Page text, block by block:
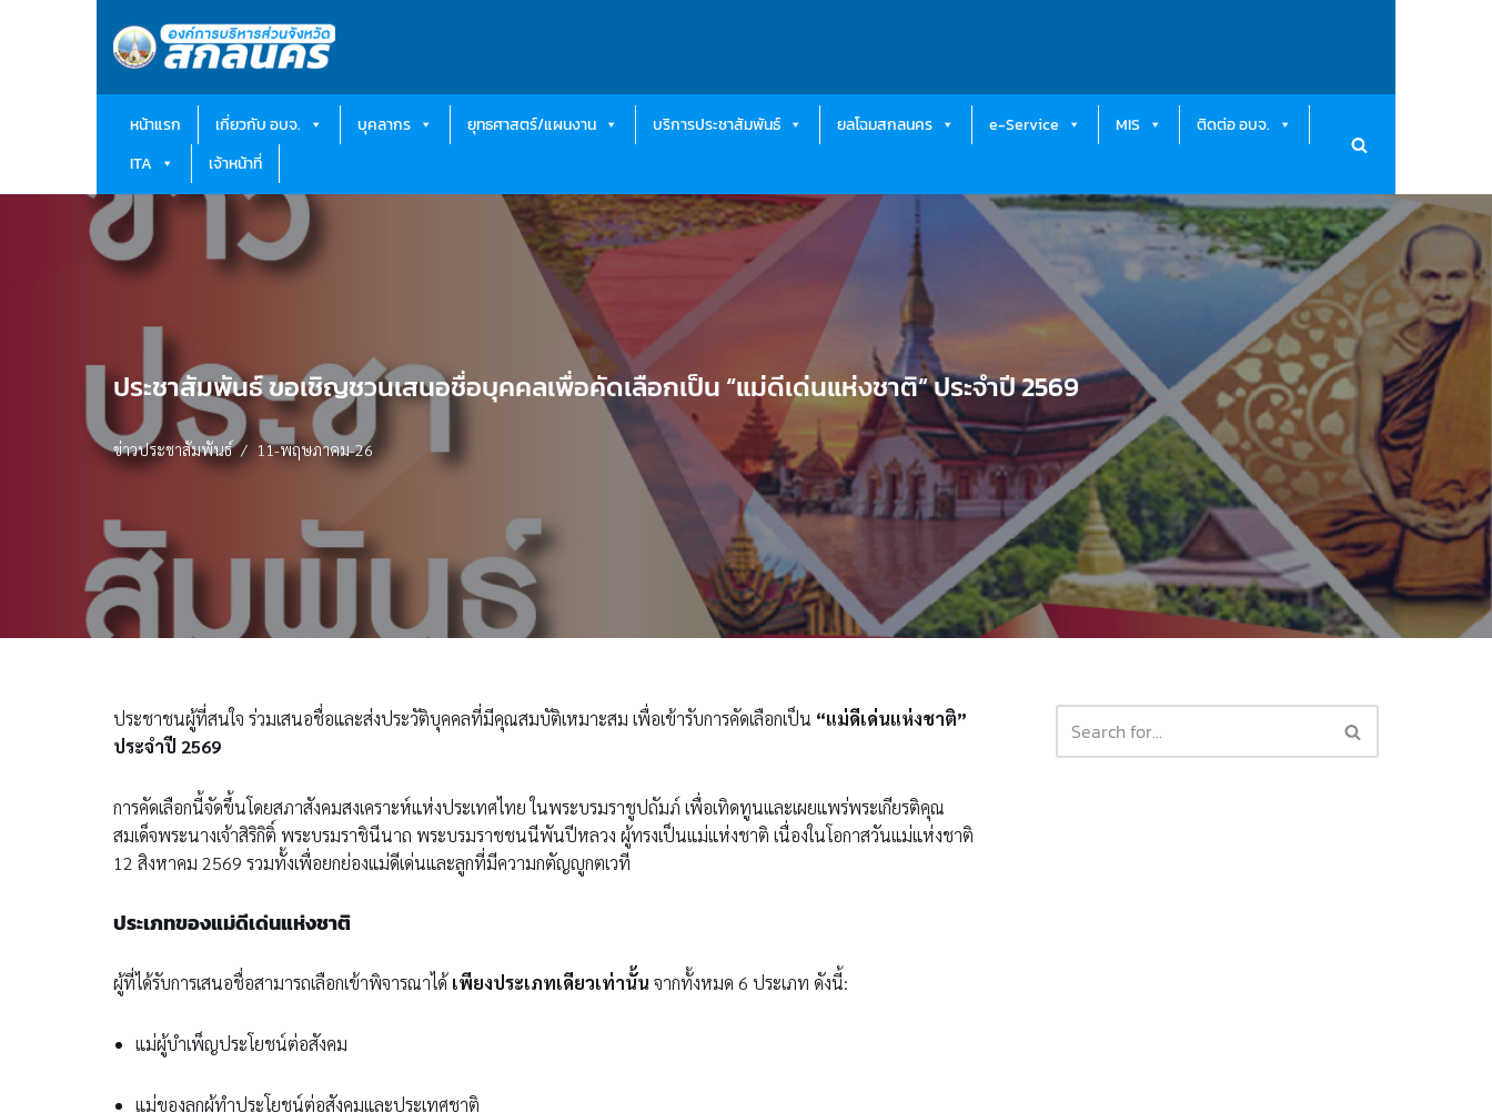
หน้าแรก เกี่ยวกับ อบจ. บุคลากร ยุทธศาสตร์/แผนงาน บริการประชาสัมพันธ์ ยลโฉมสกลนคร e-Service MIS
ติดต่อ อบจ.
ITA
เจ้าหน้าที่
ประชาสัมพันธ์ ขอเชิญชวนเสนอชื่อบุคคลเพื่อคัดเลือกเป็น “แม่ดีเด่นแห่งชาติ” ประจำปี 2569
ข่าวประชาสัมพันธ์ 11-พฤษภาคม-26
ประชาชนผู้ที่สนใจ ร่วมเสนอชื่อและส่งประวัติบุคคลที่มีคุณสมบัติเหมาะสม เพื่อเข้ารับการคัดเลือกเป็น “แม่ดีเด่นแห่งชาติ”
ประจำปี 2569
การคัดเลือกนี้จัดขึ้นโดยสภาสังคมสงเคราะห์แห่งประเทศไทย ในพระบรมราชูปถัมภ์ เพื่อเทิดทูนและเผยแพร่พระเกียรติคุณ
สมเด็จพระนางเจ้าสิริกิติ์ พระบรมราชินีนาถ พระบรมราชชนนีพันปีหลวง ผู้ทรงเป็นแม่แห่งชาติ เนื่องในโอกาสวันแม่แห่งชาติ
12 สิงหาคม 2569 รวมทั้งเพื่อยกย่องแม่ดีเด่นและลูกที่มีความกตัญญูกตเวที
ประเภทของแม่ดีเด่นแห่งชาติ
ผู้ที่ได้รับการเสนอชื่อสามารถเลือกเข้าพิจารณาได้เพียงประเภทเดียวเท่านั้น จากทั้งหมด 6 ประเภท ดังนี้:
แม่ผู้บำเพ็ญประโยชน์ต่อสังคม
แม่ของลูกผู้ทำประโยชน์ต่อสังคมและประเทศชาติ